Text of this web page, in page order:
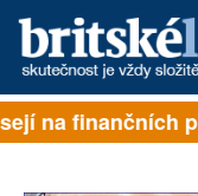
PŘIHLÁSIT
na finančních